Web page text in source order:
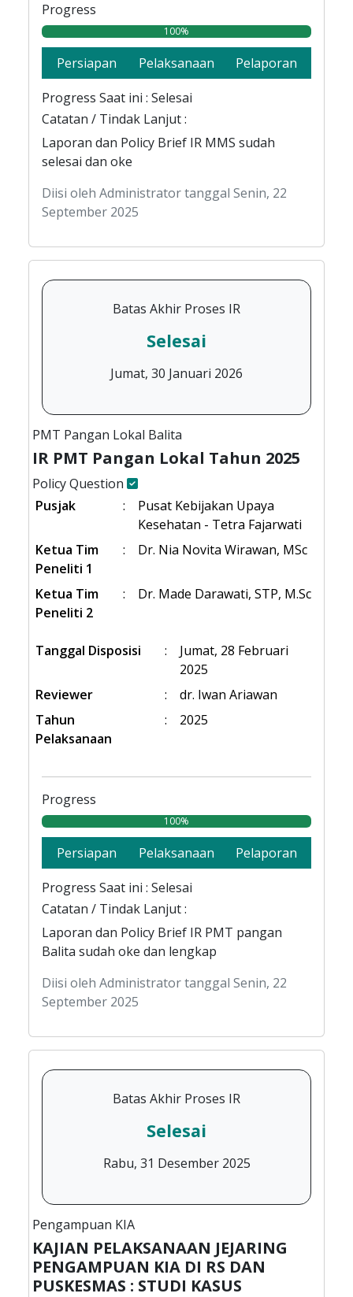
Progress
100%
Persiapan Pelaksanaan
Pelaporan
Progress Saat ini : Selesai
Catatan / Tindak Lanjut :
Laporan dan Policy Brief IR MMS sudah
selesai dan oke
Diisi oleh Administrator tanggal Senin, 22
September 2025
Batas Akhir Proses IR
Selesai
Jumat, 30 Januari 2026
PMT Pangan Lokal Balita
IR PMT Pangan Lokal Tahun 2025
Policy Question
Pusjak
:
Pusat Kebijakan Upaya
Kesehatan - Tetra Fajarwati
Ketua Tim
Peneliti 1
: Dr. Nia Novita Wirawan, MSc
Ketua Tim
Peneliti 2
: Dr. Made Darawati, STP, M.Sc
Tanggal Disposisi :
Jumat, 28 Februari
2025
Reviewer
:
dr. Iwan Ariawan
Tahun
Pelaksanaan
: 2025
Progress
100%
Persiapan Pelaksanaan
Pelaporan
Progress Saat ini : Selesai
Catatan / Tindak Lanjut :
Laporan dan Policy Brief IR PMT pangan
Balita sudah oke dan lengkap
Diisi oleh Administrator tanggal Senin, 22
September 2025
Batas Akhir Proses IR
Selesai
Rabu, 31 Desember 2025
Pengampuan KIA
KAJIAN PELAKSANAAN JEJARING
PENGAMPUAN KIA DI RS DAN
PUSKESMAS : STUDI KASUS